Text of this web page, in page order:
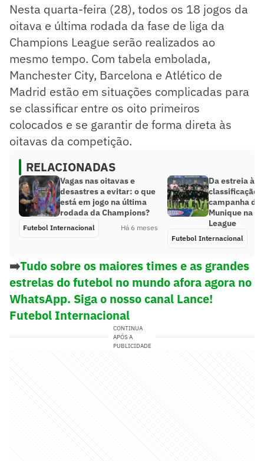
Nesta quarta-feira (28), todos os 18 jogos da
oitava e última rodada da fase de liga da
Champions League serão realizados ao
mesmo tempo. Com tabela embolada,
Manchester City, Barcelona e Atlético de
Madrid estão em situações complicadas para
se classificar entre os oito primeiros
colocados e se garantir de forma direta às
oitavas da competição.
RELACIONADAS
Vagas nas oitavas e
desastres a evitar: o que
está em jogo na última
rodada da Champions?
Futebol Internacional Há 6 meses
Da estreia à
classificação:
campanha do
Munique na
League
Futebol Internacional
➡️Tudo sobre os maiores times e as grandes
estrelas do futebol no mundo afora agora no
WhatsApp. Siga o nosso canal Lance!
Futebol Internacional
CONTINUA
APÓS A
PUBLICIDADE